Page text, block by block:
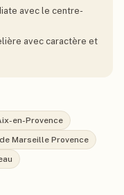
avec le centre-
avec caractère et
en-Provence
Marseille Provence